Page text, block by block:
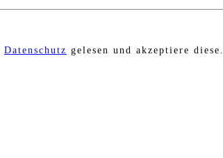
Datenschutz gelesen und akzeptiere diese.